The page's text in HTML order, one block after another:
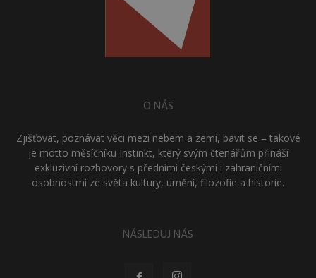
O NÁS
Zjišťovat, poznávat věci mezi nebem a zemí, bavit se – takové
je motto měsíčníku Instinkt, který svým čtenářům přináší
exkluzivní rozhovory s předními českými i zahraničními
osobnostmi ze světa kultury, umění, filozofie a historie.
NÁSLEDUJ NÁS